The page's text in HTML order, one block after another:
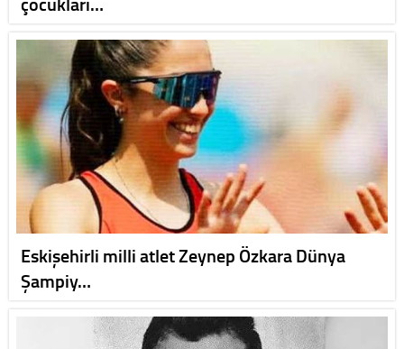
Eskişehirli milli atlet Zeynep Özkara Dünya
Şampiy…